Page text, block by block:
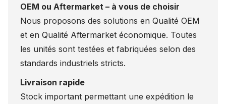
OEM ou Aftermarket – à vous de choisir
Nous proposons des solutions en Qualité OEM
et en Qualité Aftermarket économique. Toutes
les unités sont testées et fabriquées selon des
standards industriels stricts.
Livraison rapide
Stock important permettant une expédition le